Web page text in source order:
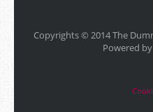
Copyrights © 2014 The
Powered by